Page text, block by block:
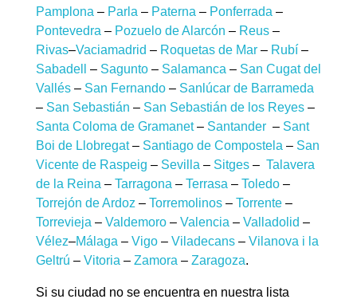
Pamplona – Parla – Paterna – Ponferrada –
Pontevedra – Pozuelo de Alarcón – Reus –
Rivas–Vaciamadrid – Roquetas de Mar – Rubí –
Sabadell
– Sagunto – Salamanca – San Cugat del
Vallés – San Fernando – Sanlúcar de Barrameda
– San Sebastián – San Sebastián de los Reyes –
Santa Coloma de Gramanet– Santander – Sant
Boi de Llobregat– Santiago de Compostela – San
Vicente de Raspeig – Sevilla – Sitges – Talavera
de la Reina – Tarragona – Terrasa – Toledo –
Torrejón de Ardoz – Torremolinos – Torrente –
Torrevieja – Valdemoro – Valencia – Valladolid –
Vélez–Málaga – Vigo – Viladecans – Vilanova i la
Geltrú – Vitoria – Zamora – Zaragoza.
Si su ciudad no se encuentra en nuestra lista